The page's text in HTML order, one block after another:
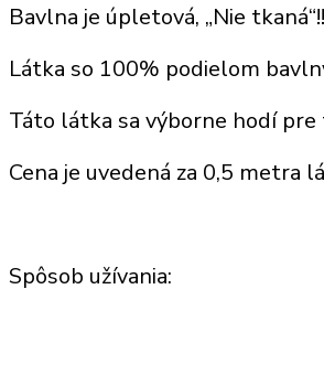
Bavlna je úpletová, „Nie
Látka so 100% podielom
Táto látka sa výborne hodí pre
Cena je uvedená za 0,5 metra
Spôsob užívania: